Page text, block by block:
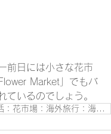
前日には小さな花市
Market」でもバ
ているのでしょう。
：タイ旅行：タイ生活：花市場：海外旅行：海外生活：タイ旅行ブログ：